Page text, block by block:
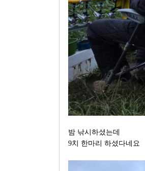
밤 낚시하셨는데
9치 한마리 하셨다네요